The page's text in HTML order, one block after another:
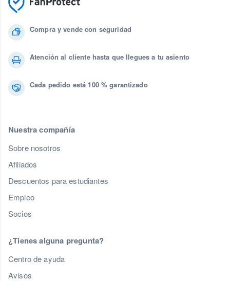
Compra y vende con seguridad
Atención al cliente hasta que llegues a tu asiento
Cada pedido está 100 % garantizado
Nuestra compañía
Sobre nosotros
Afiliados
Descuentos para estudiantes
Empleo
Socios
¿Tienes alguna pregunta?
Centro de ayuda
Avisos